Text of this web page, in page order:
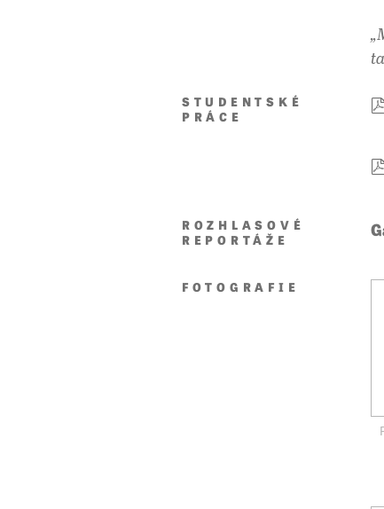
STUDENTSKÉ
PRÁCE
ROZHLASOVÉ
REPORTÁŽE
FOTOGRAFIE